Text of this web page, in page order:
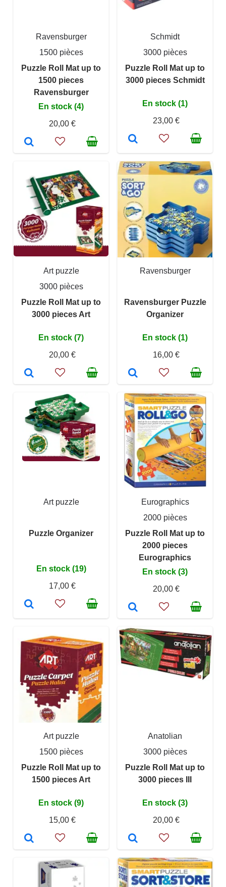
Ravensburger
1500 pièces
Puzzle Roll Mat up to
1500 pieces
Ravensburger
En stock (4)
20,00 €
Schmidt
3000 pièces
Puzzle Roll Mat up to
3000 pieces Schmidt
En stock (1)
23,00 €
Art puzzle
3000 pièces
Puzzle Roll Mat up to
3000 pieces Art
En stock (7)
20,00 €
Ravensburger
Ravensburger Puzzle
Organizer
En stock (1)
16,00 €
Art puzzle
Puzzle Organizer
En stock (19)
17,00 €
Eurographics
2000 pièces
Puzzle Roll Mat up to
2000 pieces
Eurographics
En stock (3)
20,00 €
Art puzzle
1500 pièces
Puzzle Roll Mat up to
1500 pieces Art
En stock (9)
15,00 €
Anatolian
3000 pièces
Puzzle Roll Mat up to
3000 pieces III
En stock (3)
20,00 €